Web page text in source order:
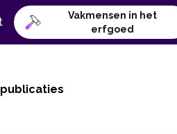
Vakmensen in het
erfgoed